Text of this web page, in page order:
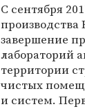
С сентября
производства
завершение
лабораторий
территории
чистых
и систем.